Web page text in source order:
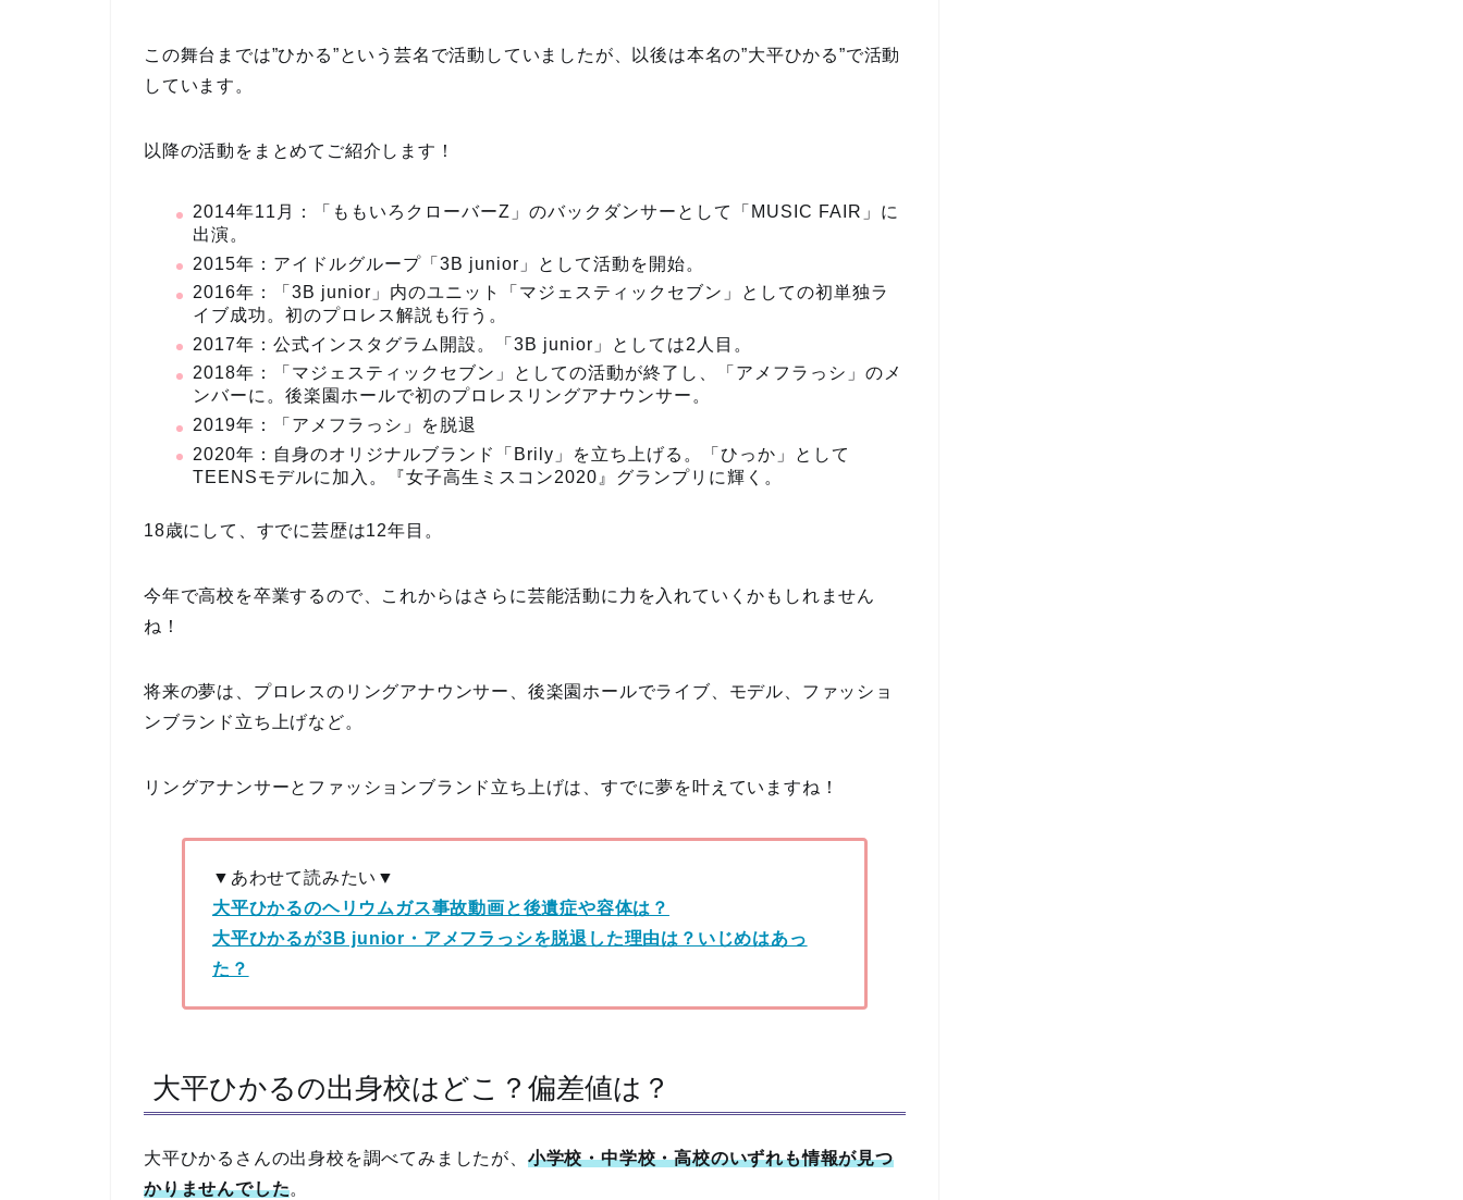
この舞台までは”ひかる”という芸名で活動していましたが、以後は本名の”大平ひかる”で活動
しています。
以降の活動をまとめてご紹介します！
2014年11月：「ももいろクローバーZ」のバックダンサーとして「MUSIC FAIR」に
出演。
2015年：アイドルグループ「3B junior」として活動を開始。
2016年：「3B junior」内のユニット「マジェスティックセブン」としての初単独ラ
イブ成功。初のプロレス解説も行う。
2017年：公式インスタグラム開設。「3B junior」としては2人目。
2018年：「マジェスティックセブン」としての活動が終了し、「アメフラっシ」のメ
ンバーに。後楽園ホールで初のプロレスリングアナウンサー。
2019年：「アメフラっシ」を脱退
2020年：自身のオリジナルブランド「Brily」を立ち上げる。「ひっか」として
TEENSモデルに加入。『女子高生ミスコン2020』グランプリに輝く。
18歳にして、すでに芸歴は12年目。
今年で高校を卒業するので、これからはさらに芸能活動に力を入れていくかもしれません
ね！
将来の夢は、プロレスのリングアナウンサー、後楽園ホールでライブ、モデル、ファッショ
ンブランド立ち上げなど。
リングアナンサーとファッションブランド立ち上げは、すでに夢を叶えていますね！
▼あわせて読みたい▼
大平ひかるのヘリウムガス事故動画と後遺症や容体は？
大平ひかるが3B junior・アメフラっシを脱退した理由は？いじめはあっ
た？
大平ひかるの出身校はどこ？偏差値は？
大平ひかるさんの出身校を調べてみましたが、 小学校・中学校・高校のいずれも情報が見つ
かりませんでした。